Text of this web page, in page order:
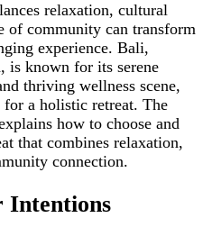
relaxation, cultural
of community can transform
experience. Bali,
is known for its serene
thriving wellness scene,
a holistic retreat. The
how to choose and
that combines relaxation,
connection.
Intentions